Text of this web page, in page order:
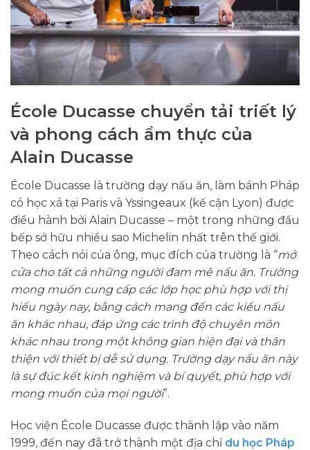
École Ducasse chuyển tải triết lý
và phong cách ẩm thực của
Alain Ducasse
École Ducasse là trường dạy nấu ăn, làm bánh Pháp
có học xá tại Paris và Yssingeaux (kế cận Lyon) được
điều hành bởi Alain Ducasse – một trong những đầu
bếp sở hữu nhiều sao Michelin nhất trên thế giới.
Theo cách nói của ông, mục đích của trường là “mở
cửa cho tất cả những người đam mê nấu ăn. Trường
mong muốn cung cấp các lớp học phù hợp với thị
hiếu ngày nay, bằng cách mang đến các kiểu nấu
ăn khác nhau, đáp ứng các trình độ chuyên môn
khác nhau trong một không gian hiện đại và thân
thiện với thiết bị dễ sử dụng. Trường dạy nấu ăn này
là sự đúc kết kinh nghiệm và bí quyết, phù hợp với
mong muốn của mọi người”.
Học viện École Ducasse được thành lập vào năm
1999, đến nay đã trở thành một địa chỉ du học Pháp